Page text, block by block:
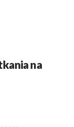
na